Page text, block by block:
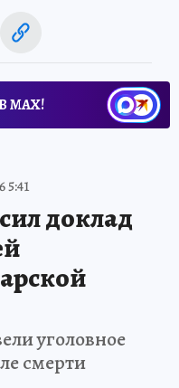
МАХ!
5:41
доклад
уголовное
смерти